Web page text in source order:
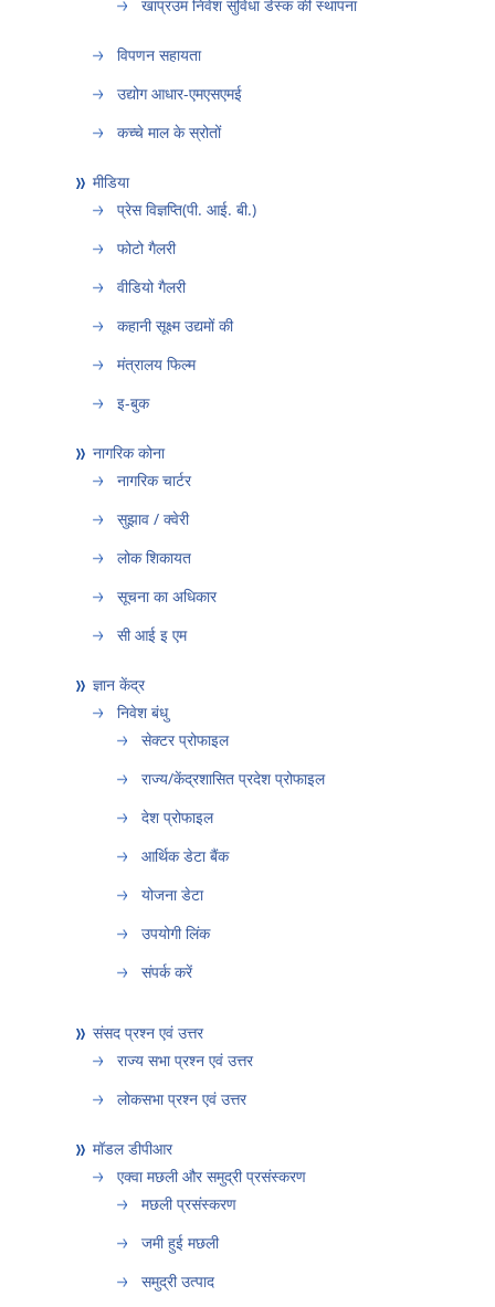
खाप्रउमं निवेश सुविधा डेस्क की स्थापना
विपणन सहायता
उद्योग आधार-एमएसएमई
कच्चे माल के स्रोतों
मीडिया
प्रेस विज्ञप्ति(पी. आई. बी.)
फोटो गैलरी
वीडियो गैलरी
कहानी सूक्ष्म उद्यमों की
मंत्रालय फिल्म
इ-बुक
नागरिक कोना
नागरिक चार्टर
सुझाव / क्वेरी
लोक शिकायत
सूचना का अधिकार
सी आई इ एम
ज्ञान केंद्र
निवेश बंधु
सेक्टर प्रोफाइल
राज्य/केंद्रशासित प्रदेश प्रोफाइल
देश प्रोफाइल
आर्थिक डेटा बैंक
योजना डेटा
उपयोगी लिंक
संपर्क करें
संसद प्रश्न एवं उत्तर
राज्य सभा प्रश्न एवं उत्तर
लोकसभा प्रश्न एवं उत्तर
मॉडल डीपीआर
एक्वा मछली और समुद्री प्रसंस्करण
मछली प्रसंस्करण
जमी हुई मछली
समुद्री उत्पाद